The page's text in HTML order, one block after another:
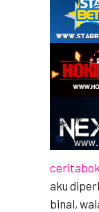
aku
binal,